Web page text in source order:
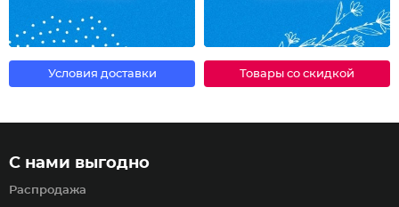
Условия доставки Товары со скидкой
С нами выгодно
Распродажа